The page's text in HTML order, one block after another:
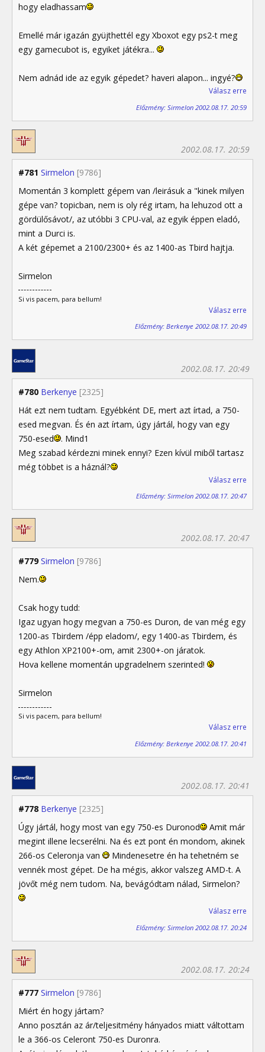
hogy eladhassam
Emellé már igazán gyüjthettél egy Xboxot egy ps2-t meg
egy gamecubot is, egyiket játékra...
Nem adnád ide az egyik gépedet? haveri alapon... ingyé?
Válasz erre
Előzmény: Sirmelon 2002.08.17. 20:59
#781 Sirmelon [9786]
2002.08.17. 20:59
Momentán 3 komplett gépem van /leirásuk a "kinek milyen
gépe van? topicban, nem is oly rég irtam, ha lehuzod ott a
gördülősávot/, az utóbbi 3 CPU-val, az egyik éppen eladó,
mint a Durci is.
A két gépemet a 2100/2300+ és az 1400-as Tbird hajtja.
Sirmelon
Si vis pacem, para bellum!
Válasz erre
Előzmény: Berkenye 2002.08.17. 20:49
#780 Berkenye [2325]
2002.08.17. 20:49
Hát ezt nem tudtam. Egyébként DE, mert azt írtad, a 750-
esed megvan. És én azt írtam, úgy jártál, hogy van egy
750-esed
. Mind1
Meg szabad kérdezni minek ennyi? Ezen kívül miből tartasz
még többet is a háznál?
Válasz erre
Előzmény: Sirmelon 2002.08.17. 20:47
#779 Sirmelon [9786]
2002.08.17. 20:47
Nem.
Csak hogy tudd:
Igaz ugyan hogy megvan a 750-es Duron, de van még egy
1200-as Tbirdem /épp eladom/, egy 1400-as Tbirdem, és
egy Athlon XP2100+-om, amit 2300+-on járatok.
Hova kellene momentán upgradelnem szerinted!
Sirmelon
Si vis pacem, para bellum!
Válasz erre
Előzmény: Berkenye 2002.08.17. 20:41
#778 Berkenye [2325]
2002.08.17. 20:41
Úgy jártál, hogy most van egy 750-es Duronod
Amit már
megint illene lecserélni. Na és ezt pont én mondom, akinek
266-os Celeronja van
Mindenesetre én ha tehetném se
vennék most gépet. De ha mégis, akkor valszeg AMD-t. A
jövőt még nem tudom. Na, bevágódtam nálad, Sirmelon?
Válasz erre
Előzmény: Sirmelon 2002.08.17. 20:24
#777 Sirmelon [9786]
2002.08.17. 20:24
Miért én hogy jártam?
Anno posztán az ár/teljesitmény hányados miatt váltottam
le a 366-os Celeront 750-es Duronra.